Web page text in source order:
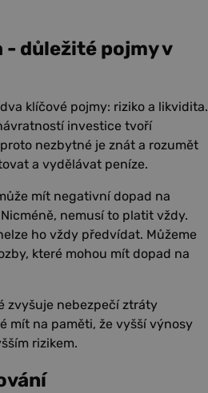
důležité pojmy v
klíčové pojmy: riziko a likvidita.
investice tvoří
nezbytné je znát a rozumět
a vydělávat peníze.
mít negativní dopad na
nemusí to platit vždy.
ho vždy předvídat. Můžeme
které mohou mít dopad na
zvyšuje nebezpečí ztráty
mít na paměti, že vyšší výnosy
rizikem.